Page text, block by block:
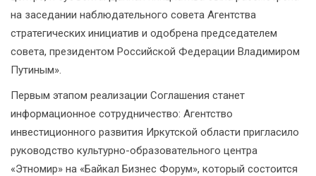
на заседании наблюдательного совета Агентства
стратегических инициатив и одобрена председателем
совета, президентом Российской Федерации Владимиром
Путиным».
Первым этапом реализации Соглашения станет
информационное сотрудничество: Агентство
инвестиционного развития Иркутской области пригласило
руководство культурно-образовательного центра
«Этномир» на «Байкал Бизнес Форум», который состоится